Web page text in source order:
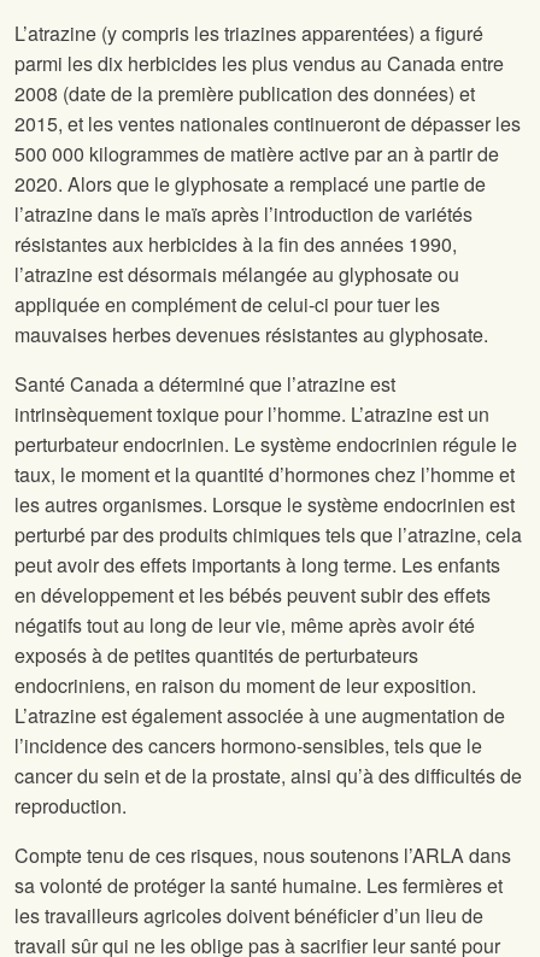
L’atrazine (y compris les triazines apparentées) a figuré
parmi les dix herbicides les plus vendus au Canada entre
2008 (date de la première publication des données) et
2015, et les ventes nationales continueront de dépasser les
500 000 kilogrammes de matière active par an à partir de
2020. Alors que le glyphosate a remplacé une partie de
l’atrazine dans le maïs après l’introduction de variétés
résistantes aux herbicides à la fin des années 1990,
l’atrazine est désormais mélangée au glyphosate ou
appliquée en complément de celui-ci pour tuer les
mauvaises herbes devenues résistantes au glyphosate.
Santé Canada a déterminé que l’atrazine est
intrinsèquement toxique pour l’homme. L’atrazine est un
perturbateur endocrinien. Le système endocrinien régule le
taux, le moment et la quantité d’hormones chez l’homme et
les autres organismes. Lorsque le système endocrinien est
perturbé par des produits chimiques tels que l’atrazine, cela
peut avoir des effets importants à long terme. Les enfants
en développement et les bébés peuvent subir des effets
négatifs tout au long de leur vie, même après avoir été
exposés à de petites quantités de perturbateurs
endocriniens, en raison du moment de leur exposition.
L’atrazine est également associée à une augmentation de
l’incidence des cancers hormono-sensibles, tels que le
cancer du sein et de la prostate, ainsi qu’à des difficultés de
reproduction.
Compte tenu de ces risques, nous soutenons l’ARLA dans
sa volonté de protéger la santé humaine. Les fermières et
les travailleurs agricoles doivent bénéficier d’un lieu de
travail sûr qui ne les oblige pas à sacrifier leur santé pour